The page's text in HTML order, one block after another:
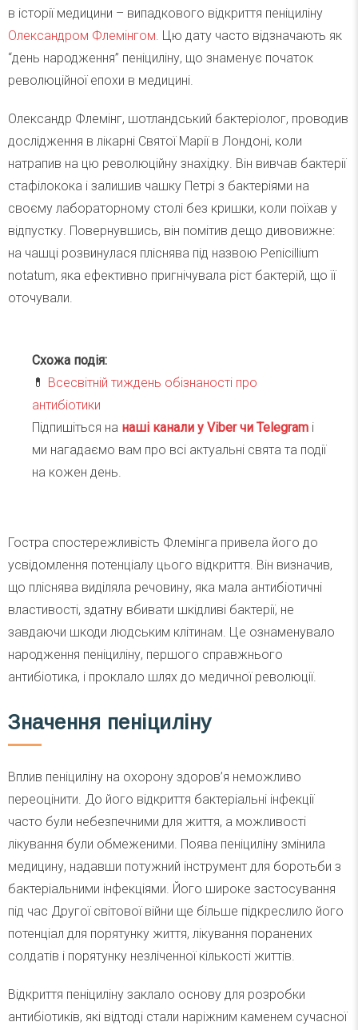
в історії медицини – випадкового відкриття пеніциліну
Олександром Флемінгом. Цю дату часто відзначають як
“день народження” пеніциліну, що знаменує початок
революційної епохи в медицині.
Олександр Флемінг, шотландський бактеріолог, проводив
дослідження в лікарні Святої Марії в Лондоні, коли
натрапив на цю революційну знахідку. Він вивчав бактерії
стафілокока і залишив чашку Петрі з бактеріями на
своєму лабораторному столі без кришки, коли поїхав у
відпустку. Повернувшись, він помітив дещо дивовижне:
на чашці розвинулася пліснява під назвою Penicillium
notatum, яка ефективно пригнічувала ріст бактерій, що її
оточували.
Схожа подія:
💊 Всесвітній тиждень обізнаності про
антибіотики
Підпишіться на наші канали у Viber чи Telegram і
ми нагадаємо вам про всі актуальні свята та події
на кожен день.
Гостра спостережливість Флемінга привела його до
усвідомлення потенціалу цього відкриття. Він визначив,
що пліснява виділяла речовину, яка мала антибіотичні
властивості, здатну вбивати шкідливі бактерії, не
завдаючи шкоди людським клітинам. Це ознаменувало
народження пеніциліну, першого справжнього
антибіотика, і проклало шлях до медичної революції.
Значення пеніциліну
Вплив пеніциліну на охорону здоров’я неможливо
переоцінити. До його відкриття бактеріальні інфекції
часто були небезпечними для життя, а можливості
лікування були обмеженими. Поява пеніциліну змінила
медицину, надавши потужний інструмент для боротьби з
бактеріальними інфекціями. Його широке застосування
під час Другої світової війни ще більше підкреслило його
потенціал для порятунку життя, лікування поранених
солдатів і порятунку незліченної кількості життів.
Відкриття пеніциліну заклало основу для розробки
антибіотиків, які відтоді стали наріжним каменем сучасної